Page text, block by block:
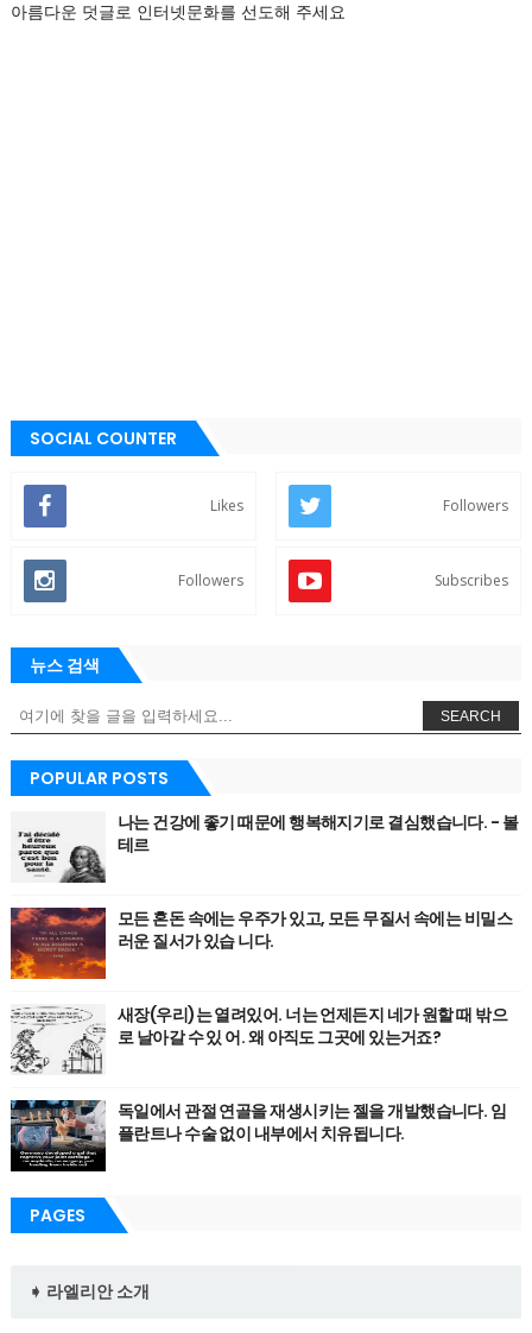
아름다운 덧글로 인터넷문화를 선도해 주세요
SOCIAL COUNTER
Likes Followers
Followers Subscribes
뉴스 검색
SEARCH
POPULAR POSTS
나는 건강에 좋기 때문에 행복해지기로 결심했습니다. - 볼
테르
모든 혼돈 속에는 우주가 있고, 모든 무질서 속에는 비밀스
러운 질서가 있습 니다.
새장(우리)는 열려있어. 너는 언제든지 네가 원할 때 밖으
로 날아갈 수 있 어. 왜 아직도 그곳에 있는거죠?
독일에서 관절 연골을 재생시키는 젤을 개발했습니다. 임
플란트나 수술 없이 내부에서 치유됩니다.
PAGES
➧ 라엘리안 소개